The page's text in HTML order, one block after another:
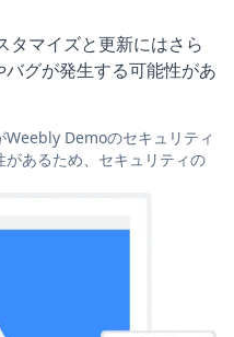
マイズと更新にはさら
グが発生する可能性があ
Demoのセキュリティ
あるため、セキュリティの